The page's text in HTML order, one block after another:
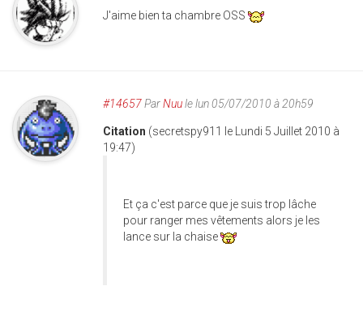
J'aime bien ta chambre OSS
#14657ParNuule lun 05/07/2010 à 20h59
Citation (secretspy911 le Lundi 5 Juillet 2010 à
19:47)
Et ça c'est parce que je suis trop lâche
pour ranger mes vêtements alors je les
lance sur la chaise